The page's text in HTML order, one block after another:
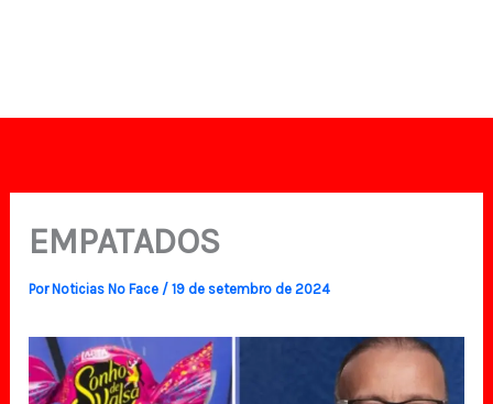
EMPATADOS
PorNoticias No Face /19 de setembro de 2024